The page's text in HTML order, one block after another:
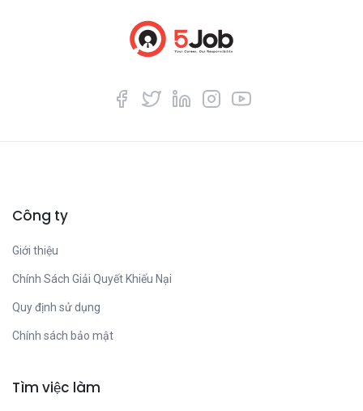
Công ty
Giới thiệu
Chính Sách Giải Quyết Khiếu Nại
Quy định sử dụng
Chính sách bảo mật
Tìm việc làm